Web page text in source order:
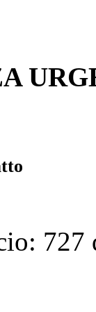
727